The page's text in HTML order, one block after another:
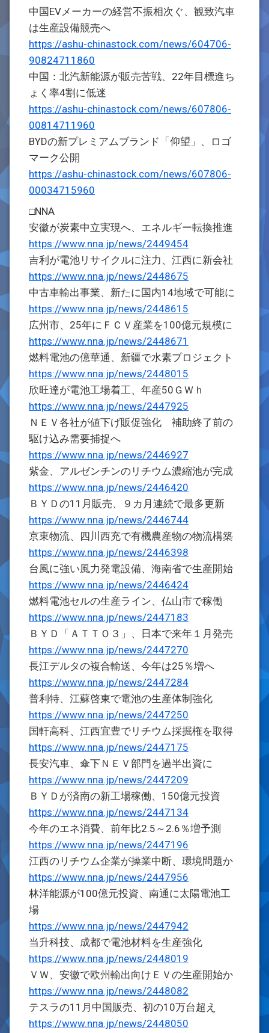
中国EVメーカーの経営不振相次ぐ、観致汽車
は生産設備競売へ
https://ashu-chinastock.com/news/604706-
90824711860
中国：北汽新能源が販売苦戦、22年目標進ち
ょく率4割に低迷
https://ashu-chinastock.com/news/607806-
00814711960
BYDの新プレミアムブランド「仰望」、ロゴ
マーク公開
https://ashu-chinastock.com/news/607806-
00034715960
□NNA
安徽が炭素中立実現へ、エネルギー転換推進
https://www.nna.jp/news/2449454
吉利が電池リサイクルに注力、江西に新会社
https://www.nna.jp/news/2448675
中古車輸出事業、新たに国内14地域で可能に
https://www.nna.jp/news/2448615
広州市、25年にＦＣＶ産業を100億元規模に
https://www.nna.jp/news/2448671
燃料電池の億華通、新疆で水素プロジェクト
https://www.nna.jp/news/2448015
欣旺達が電池工場着工、年産50ＧＷｈ
https://www.nna.jp/news/2447925
ＮＥＶ各社が値下げ販促強化 補助終了前の
駆け込み需要捕捉へ
https://www.nna.jp/news/2446927
紫金、アルゼンチンのリチウム濃縮池が完成
https://www.nna.jp/news/2446420
ＢＹＤの11月販売、９カ月連続で最多更新
https://www.nna.jp/news/2446744
京東物流、四川西充で有機農産物の物流構築
https://www.nna.jp/news/2446398
台風に強い風力発電設備、海南省で生産開始
https://www.nna.jp/news/2446424
燃料電池セルの生産ライン、仏山市で稼働
https://www.nna.jp/news/2447183
ＢＹＤ「ＡＴＴＯ３」、日本で来年１月発売
https://www.nna.jp/news/2447270
長江デルタの複合輸送、今年は25％増へ
https://www.nna.jp/news/2447284
普利特、江蘇啓東で電池の生産体制強化
https://www.nna.jp/news/2447250
国軒高科、江西宜豊でリチウム採掘権を取得
https://www.nna.jp/news/2447175
長安汽車、傘下ＮＥＶ部門を過半出資に
https://www.nna.jp/news/2447209
ＢＹＤが済南の新工場稼働、150億元投資
https://www.nna.jp/news/2447134
今年のエネ消費、前年比2.5～2.6％増予測
https://www.nna.jp/news/2447196
江西のリチウム企業が操業中断、環境問題か
https://www.nna.jp/news/2447956
林洋能源が100億元投資、南通に太陽電池工
場
https://www.nna.jp/news/2447942
当升科技、成都で電池材料を生産強化
https://www.nna.jp/news/2448019
ＶＷ、安徽で欧州輸出向けＥＶの生産開始か
https://www.nna.jp/news/2448082
テスラの11月中国販売、初の10万台超え
https://www.nna.jp/news/2448050